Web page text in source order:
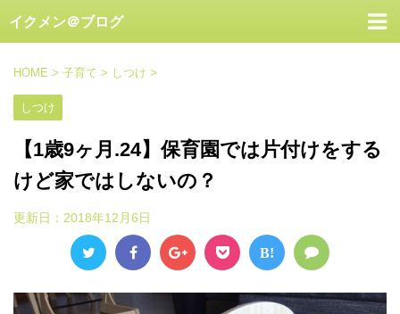
イクメン＠ブログ
HOME > 子育て > しつけ >
しつけ
【1歳9ヶ月.24】保育園では片付けをする
けど家ではしないの？
更新日： 2018年12月6日
B!